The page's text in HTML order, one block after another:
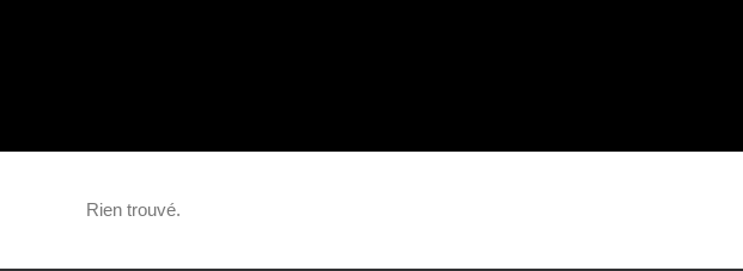
ROULE, LE DÉFI
Rien trouvé.